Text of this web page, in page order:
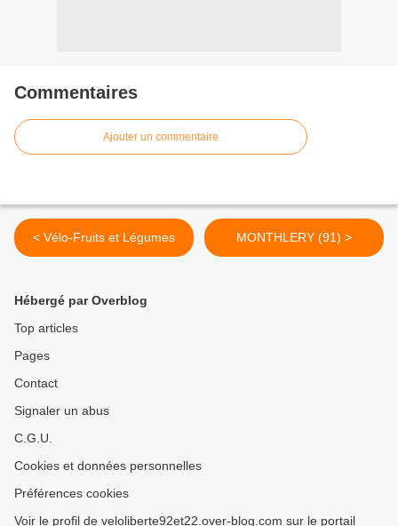
Commentaires
Ajouter un commentaire
< Vélo-Fruits et Légumes MONTHLERY (91) >
Hébergé par Overblog
Top articles
Pages
Contact
Signaler un abus
C.G.U.
Cookies et données personnelles
Préférences cookies
Voir le profil de veloliberte92et22.over-blog.com sur le portail